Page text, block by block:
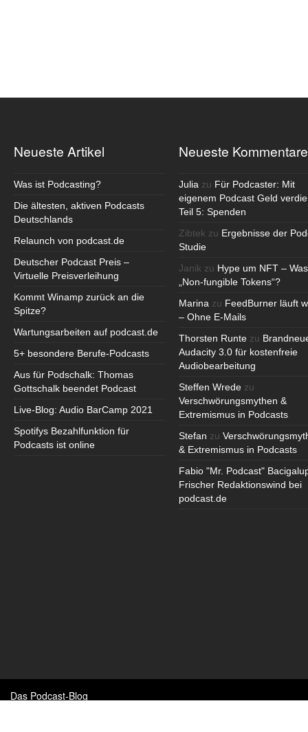
Neueste Artikel
Was ist Podcasting?
Die ältesten, aktiven Podcasts
Deutschlands
Relaunch von podcast.de
Deutscher Podcast Preis –
Virtuelle Preisverleihung
Kommt Winamp zurück an die
Spitze?
Wartungsarbeiten auf podcast.de
5+ besondere Berufe-Podcasts
Aus für Podschalk: Thomas
Gottschalk beendet Podcast
Live-Blog: Audio BarCamp 2021
Spotifys Bezahlfunktion für
Podcasts ist online
Neueste Kommentare
Julia zu Für Podcaster: Mit
eigenem Podcast Geld
Teil 5: Spenden
Zibtek zu Ergebnisse der
Studie
Janik zu Hype um NFT –
„Non-fungible Tokens“?
Marina zu FeedBurner läuft
– Ohne E-Mails
Thorsten Runte zu
Audacity 3.0 für kostenfreie
Audiobearbeitung
Steffen Wrede zu
Verschwörungsmythen &
Extremismus in Podcasts
Stefan zu
& Extremismus in Podcasts
Fabio "Mr. Podcast"
Frischer Redaktionswind bei
podcast.de
Das Podcast-Blog